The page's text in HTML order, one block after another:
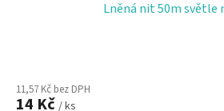
Lněná nit 50m světle
11,57 Kč bez DPH
14 Kč / ks